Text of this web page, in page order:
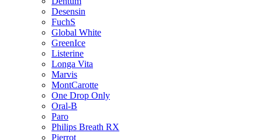
Desensin
FuchS
Global White
GreenIce
Listerine
Longa Vita
Marvis
MontCarotte
One Drop Only
Oral-B
Paro
Philips Breath RX
Pierrot